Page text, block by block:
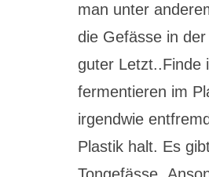
man unter
die Gefässe in
guter Letzt..Finde
fermentieren im
irgendwie
Plastik halt. Es